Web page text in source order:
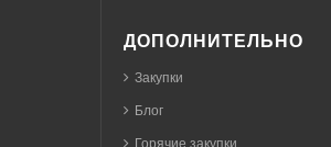
ДОПОЛНИТЕЛЬНО
Закупки
Блог
Горячие закупки